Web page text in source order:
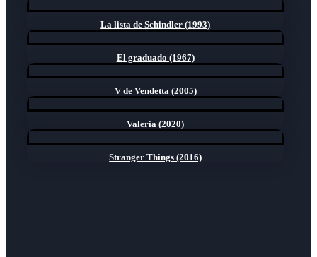
La lista de Schindler (1993)
El graduado (1967)
V de Vendetta (2005)
Valeria (2020)
Stranger Things (2016)